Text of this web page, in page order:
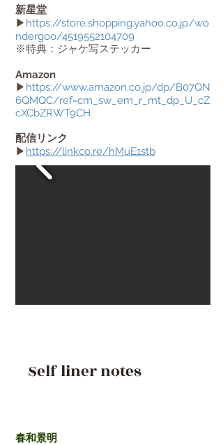
新星堂
▶︎ https://store.shopping.yahoo.co.jp/wo
ndergoo/4519552104709
​※特典：ジャケ写ステッカー
Amazon
▶︎ https://www.amazon.co.jp/dp/B07QN
6QMQC/ref=cm_sw_em_r_mt_dp_U_cZ
cXCbZRWT9CH
配信リンク
▶︎ https://linkco.re/hMuE1stb
Self liner notes
春和景明